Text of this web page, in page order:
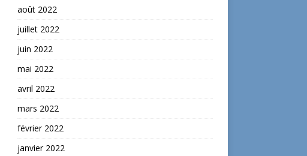
août 2022
juillet 2022
juin 2022
mai 2022
avril 2022
mars 2022
février 2022
janvier 2022